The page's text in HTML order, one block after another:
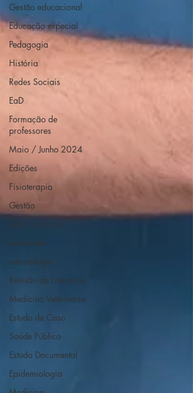
Gestão educacional
Educação especial
Pedagogia
História
Redes Sociais
EaD
Formação de
professores
Maio / Junho 2024
Edições
Fisioterapia
Gestão
Administração
artesanato
odontologia
Revisão de Literatura
Medicina Veterinária
Estudo de Caso
Saúde Pública
Estudo Documental
Epidemiologia